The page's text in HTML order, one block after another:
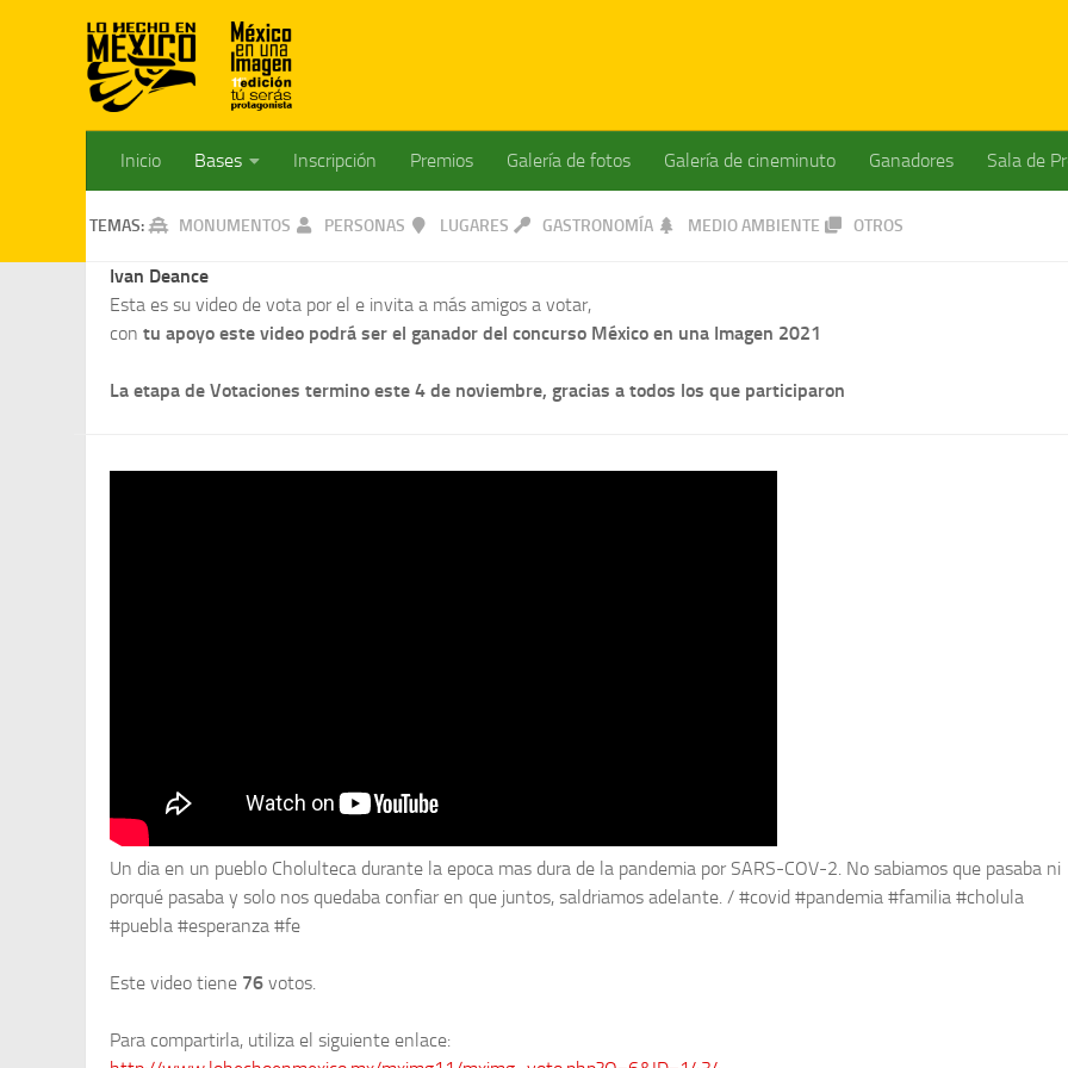
Inicio Bases Inscripción Premios Galería de fotos Galería de cineminuto Ganadores Sala de
TEMAS: MONUMENTOS PERSONAS LUGARES GASTRONOMÍA MEDIO AMBIENTE OTROS
Ivan Deance
Esta es su video de vota por el e invita a más amigos a votar,
con tu apoyo este video podrá ser el ganador del concurso México en una Imagen 2021
La etapa de Votaciones termino este 4 de noviembre, gracias a todos los que participaron
Un dia en un pueblo Cholulteca durante la epoca mas dura de la pandemia por SARS-COV-2. No sabiamos que pasaba ni
porqué pasaba y solo nos quedaba confiar en que juntos, saldriamos adelante. / #covid #pandemia #familia #cholula
#puebla #esperanza #fe
Este video tiene 76 votos.
Para compartirla, utiliza el siguiente enlace: